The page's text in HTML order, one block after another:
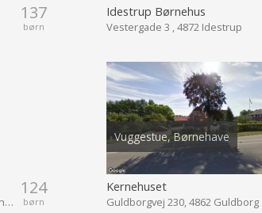
137
børn
Idestrup Børnehus
Vestergade 3 , 4872 Idestrup
124
børn
Pandebjergvej 300 , 4800 Nykøbing F
Vuggestue, Børnehave
Kernehuset
Guldborgvej 230, 4862 Guldborg